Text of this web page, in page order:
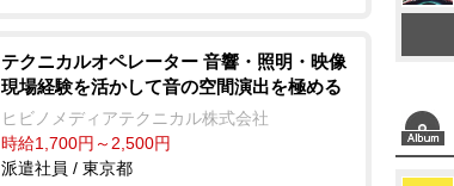
テクニカルオペレーター 音響・照明・映像
現場経験を活かして音の空間演出を極める
ヒビノメディアテクニカル株式会社
時給1,700円～2,500円
派遣社員 / 東京都